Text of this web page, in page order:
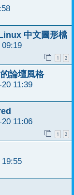
中文圖形檔
1 2
論壇風格
11:39
11:06
1 2